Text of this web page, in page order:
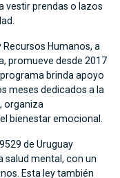
vestir prendas o lazos
Humanos, a
promueve desde 2017
brinda apoyo
meses dedicados a la
organiza
bienestar emocional.
de Uruguay
salud mental, con un
Esta ley también